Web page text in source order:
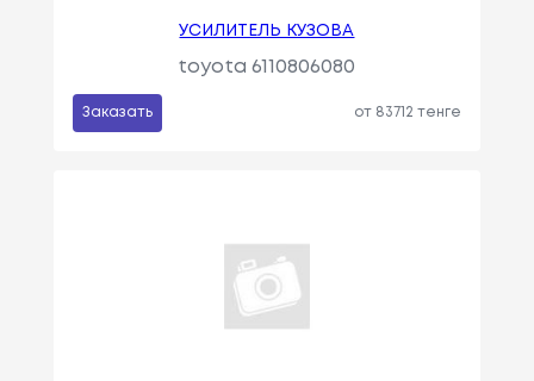
УСИЛИТЕЛЬ КУЗОВА
toyota 6110806080
Заказать от 83712 тенге